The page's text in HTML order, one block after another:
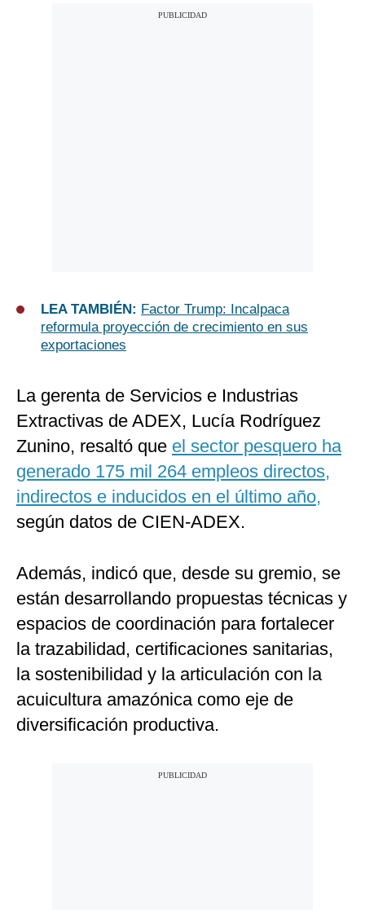
LEA TAMBIÉN: Factor Trump: Incalpaca
reformula proyección de crecimiento en sus
exportaciones
La gerenta de Servicios e Industrias
Extractivas de ADEX, Lucía Rodríguez
Zunino, resaltó que el sector pesquero ha
generado 175 mil 264 empleos directos,
indirectos e inducidos en el último año,
según datos de CIEN-ADEX.​
Además, indicó que, desde su gremio, se
están desarrollando propuestas técnicas y
espacios de coordinación para fortalecer
la trazabilidad, certificaciones sanitarias,
la sostenibilidad y la articulación con la
acuicultura amazónica como eje de
diversificación productiva.